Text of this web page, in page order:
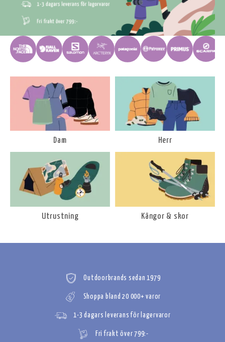
Dam Herr
Utrustning Kängor & skor
Outdoorbrands sedan 1979
Shoppa bland 20 000+ varor
1-3 dagars leverans för lagervaror
Fri frakt över 799:-